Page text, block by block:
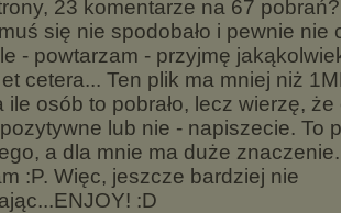
23 komentarze na 67
się nie spodobało i pewnie nie
- powtarzam - przyjmę
cetera... Ten plik ma mniej niż
ile osób to pobrało, lecz wierzę,
pozytywne lub nie - napiszecie. To
a dla mnie ma duże
:P. Więc, jeszcze bardziej nie
:D